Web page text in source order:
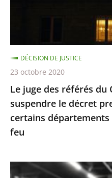
suspendre
le
décret
prescrivant
aux
préfets
de
départements
Le juge des référés du
suspendre le décret
certains
feu
DÉCISION DE JUSTICE
23 octobre 2020